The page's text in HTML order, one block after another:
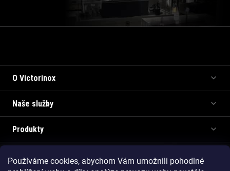
Používáme cookies, abychom Vám umožnili pohodlné
O Victorinox
Naše služby
Produkty
Copyright 2026 Victorinox.cz . Všechna práva vyhrazena.